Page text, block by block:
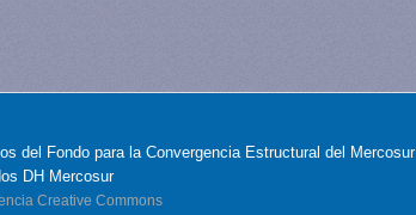
del Fondo para la Convergencia Estructural del Mercosur
DH Mercosur
Creative Commons